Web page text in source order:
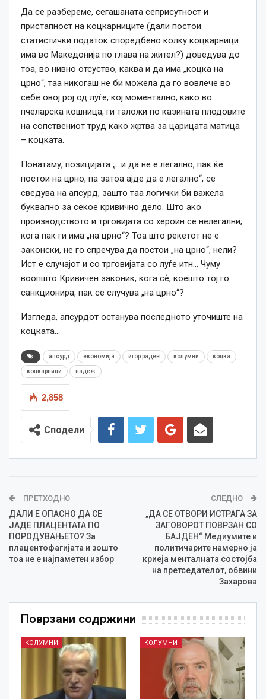
Да се разбереме, сегашаната сеприсутност и
пристапност на коцкарниците (дали постои
статистички податок споредбено колку коцкарници
има во Македонија по глава на жител?) доведува до
тоа, во нивно отсуство, каква и да има „коцка на
црно“, таа никогаш не би можела да го вовлече во
себе овој рој од луѓе, кој моментално, како во
пчеларска кошница, ги таложи по казината плодовите
на сопствениот труд како жртва за царицата матица
– коцката.
Понатаму, позицијата „…и да не е легално, пак ќе
постои на црно, па затоа ајде да е легално“, се
сведува на апсурд, зашто таа логички би важела
буквално за секое кривично дело. Што ако
производството и трговијата со хероин се нелегални,
кога пак ги има „на црно“? Тоа што рекетот не е
законски, не го спречува да постои „на црно“, нели?
Ист е случајот и со трговијата со луѓе итн… Чуму
воопшто Кривичен законик, кога сѐ, коешто тој го
санкционира, пак се случува „на црно“?
Изгледа, апсурдот останува последното уточиште на
коцката…
апсурд економија игор радев колумни коцка
коцкарници надеж
2,858
Сподели
ПРЕТХОДНО
ДАЛИ Е ОПАСНО ДА СЕ
ЈАДЕ ПЛАЦЕНТАТА ПО
ПОРОДУВАЊЕТО? За
плацентофагијата и зошто
тоа не е најпаметен избор
СЛЕДНО
„ДА СЕ ОТВОРИ ИСТРАГА ЗА
ЗАГОВОРОТ ПОВРЗАН СО
БАЈДЕН“ Медиумите и
политичарите намерно ја
криеја менталната состојба
на претседателот, обвини
Захарова
Поврзани содржини
КОЛУМНИ КОЛУМНИ